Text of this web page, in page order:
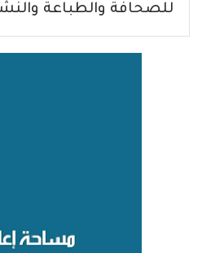
للصحافة والطباعة